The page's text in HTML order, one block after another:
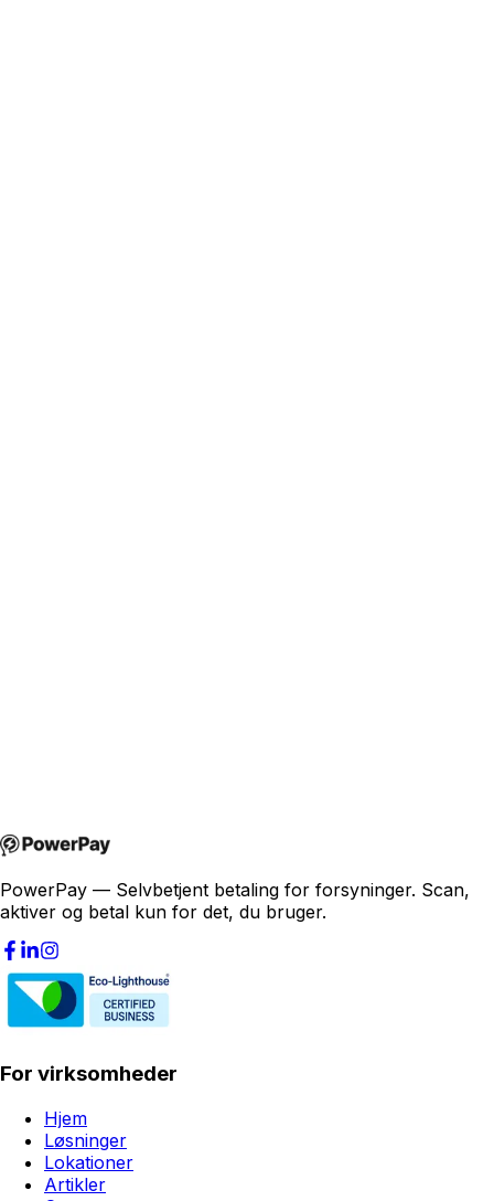
PowerPay — Selvbetjent betaling for forsyninger. Scan,
aktiver og betal kun for det, du bruger.
For virksomheder
Hjem
Løsninger
Lokationer
Artikler